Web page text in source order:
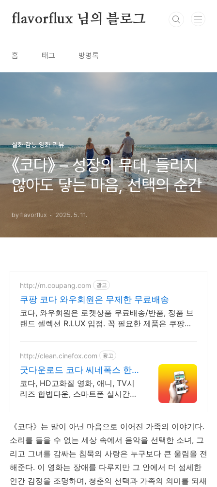
flavorflux 님의 블로그
홈 태그 방명록
실화·감동 영화 리뷰
《코다》 – 성장의 무대, 들리지
않아도 닿는 마음, 선택의 순간
by flavorflux 2025. 5. 11.
http://m.coupang.com 광고
쿠팡 코다 와우회원은 무제한 무료배송
코다, 와우회원은 로켓상품 무료배송/반품, 정품 브
랜드 셀렉션 R.LUX 입점. 꼭 필요한 제품은 쿠팡에
http://clean.cinefox.com 광고
굿다운로드 코다 씨네폭스 한
국영화 30%할인중
코다, HD고화질 영화, 애니, TV시
리즈 합법다운, 스마트폰 실시간감
《코다》는 말이 아닌 마음으로 이어진 가족의 이야기다.
소리를 들을 수 없는 세상 속에서 음악을 선택한 소녀, 그
리고 그녀를 감싸는 침묵의 사랑은 누구보다 큰 울림을 전
해준다. 이 영화는 장애를 다루지만 그 안에서 더 섬세한
인간 감정을 조명하며, 청춘의 선택과 가족의 의미를 되새